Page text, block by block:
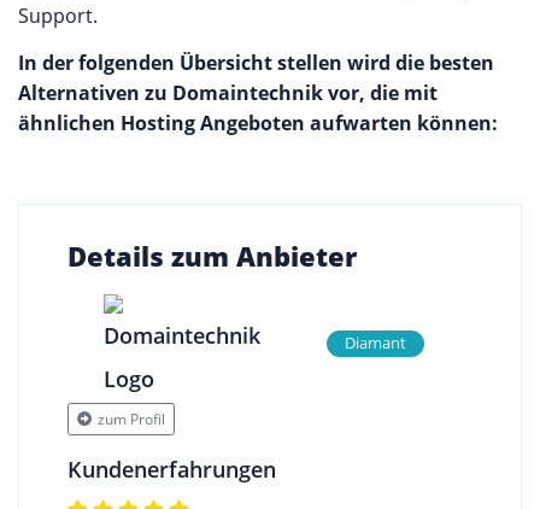
Support.
In der folgenden Übersicht stellen wird die besten
Alternativen zu Domaintechnik vor, die mit
ähnlichen Hosting Angeboten aufwarten können:
Details zum Anbieter
Diamant
zum Profil
Kundenerfahrungen